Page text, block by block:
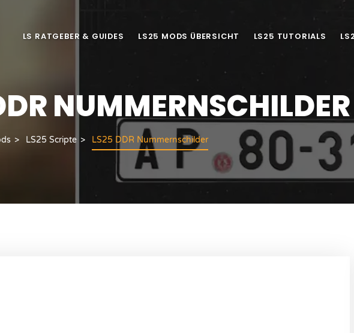
LS RATGEBER & GUIDES LS25 MODS ÜBERSICHT LS25 TUTORIALS
NUMMERNSCHILDER
LS25 Scripte LS25 DDR Nummernschilder